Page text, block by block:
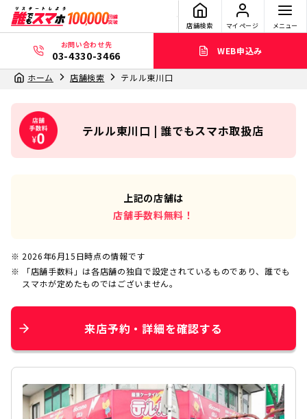
店舗検索 マイページ メニュー
お問い合わせ先
03-4330-3466 WEB申込み
ホーム 店舗検索 テルル東川口
テルル東川口 | 誰でもスマホ取扱店
上記の店舗は
店舗手数料無料！
2026年6月15日時点の情報です
「店舗手数料」は各店舗の独自で設定されているものであり、誰でも
スマホが定めたものではございません。
来店予約・詳細を確認する